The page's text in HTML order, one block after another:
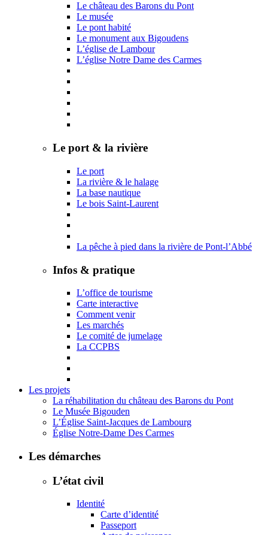
Le château des Barons du Pont
Le musée
Le pont habité
Le monument aux Bigoudens
L’église de Lambour
L’église Notre Dame des Carmes
Le port & la rivière
Le port
La rivière & le halage
La base nautique
Le bois Saint-Laurent
La pêche à pied dans la rivière de Pont-l’Abbé
Infos & pratique
L’office de tourisme
Carte interactive
Comment venir
Les marchés
Le comité de jumelage
La CCPBS
Les projets
La réhabilitation du château des Barons du Pont
Le Musée Bigouden
L’Église Saint-Jacques de Lambourg
Église Notre-Dame Des Carmes
Les démarches
L’état civil
Identité
Carte d’identité
Passeport